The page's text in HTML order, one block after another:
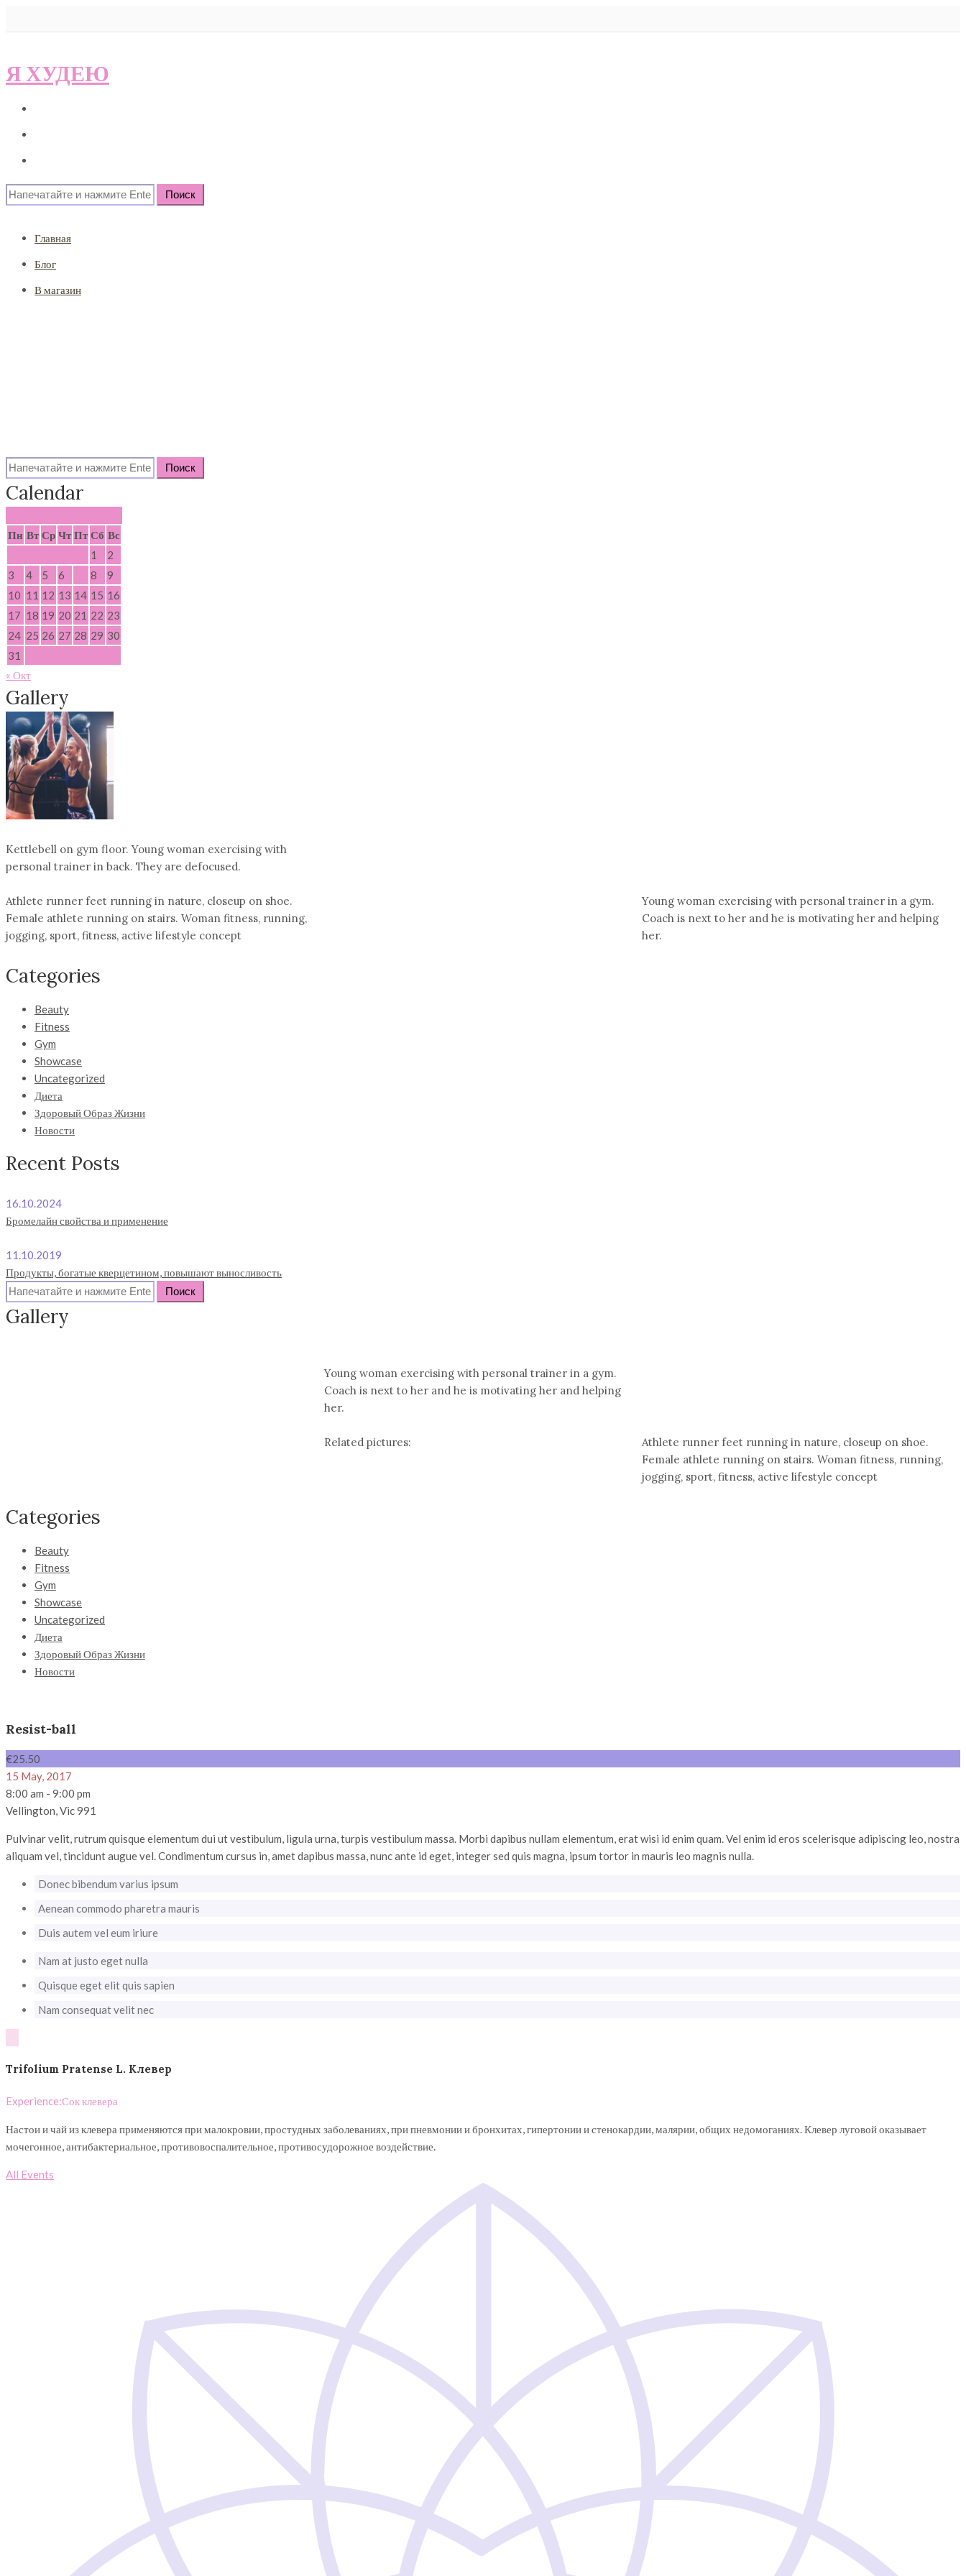
Я ХУДЕЮ
Search
for:
Главная
Блог
В магазин
Search
for:
Calendar
Пн Вт Ср Чт Пт Сб Вс
1
2
3
4 5 6 8
9
10 11 12 13 14 15 16
17 18 19 20 21 22 23
24 25 26 27 28 29 30
31
« Окт
Gallery
Kettlebell on gym floor. Young woman exercising with
personal trainer in back. They are defocused.
Athlete runner feet running in nature, closeup on shoe.
Female athlete running on stairs. Woman fitness, running,
jogging, sport, fitness, active lifestyle concept
Young woman exercising with personal trainer in a gym.
Coach is next to her and he is motivating her and helping
her.
Categories
Beauty
Fitness
Gym
Showcase
Uncategorized
Диета
Здоровый Образ Жизни
Новости
Recent Posts
16.10.2024
Бромелайн свойства и применение
11.10.2019
Продукты, богатые кверцетином, повышают выносливость
Search
for:
Gallery
Young woman exercising with personal trainer in a gym.
Coach is next to her and he is motivating her and helping
her.
Related pictures:
Athlete runner feet running in nature, closeup on shoe.
Female athlete running on stairs. Woman fitness, running,
jogging, sport, fitness, active lifestyle concept
Categories
Beauty
Fitness
Gym
Showcase
Uncategorized
Диета
Здоровый Образ Жизни
Новости
Resist-ball
€25.50
15 May, 2017
8:00 am - 9:00 pm
Vellington, Vic 991
Pulvinar velit, rutrum quisque elementum dui ut vestibulum, ligula urna, turpis vestibulum massa. Morbi dapibus nullam elementum, erat wisi id enim quam. Vel enim id eros scelerisque adipiscing leo, nostra
aliquam vel, tincidunt augue vel. Condimentum cursus in, amet dapibus massa, nunc ante id eget, integer sed quis magna, ipsum tortor in mauris leo magnis nulla.
Donec bibendum varius ipsum
Aenean commodo pharetra mauris
Duis autem vel eum iriure
Nam at justo eget nulla
Quisque eget elit quis sapien
Nam consequat velit nec
Trifolium Pratense L. Клевер
Experience:Сок клевера
Настои и чай из клевера применяются при малокровии, простудных заболеваниях, при пневмонии и бронхитах, гипертонии и стенокардии, малярии, общих недомоганиях. Клевер луговой оказывает
мочегонное, антибактериальное, противовоспалительное, противосудорожное воздействие.
All Events